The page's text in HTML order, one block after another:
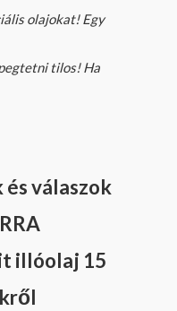
olajokat! Egy
tilos! Ha
és válaszok
illóolaj 15